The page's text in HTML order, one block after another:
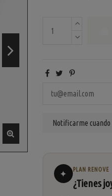
✦ PLAN RENOVE
¿Tienes